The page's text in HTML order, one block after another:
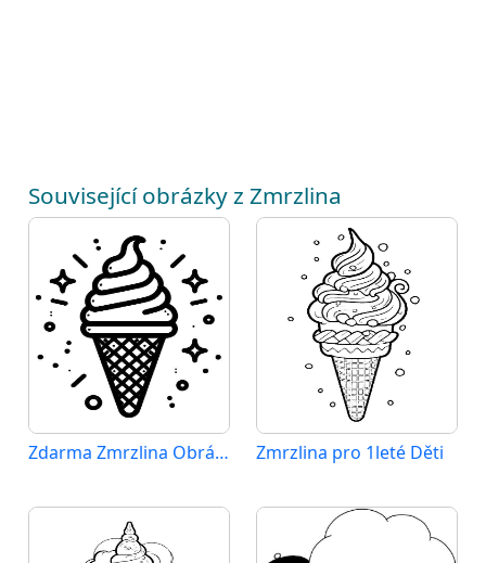
Související obrázky z Zmrzlina
Zdarma Zmrzlina Obrázek Zmrzlina pro 1leté Děti